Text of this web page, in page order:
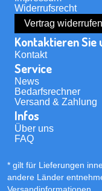
Widerrufsrecht
Vertrag widerrufen
Kontaktieren Sie
Kontakt
Service
News
Bedarfsrechner
Versand & Zahlung
Infos
Über uns
FAQ
* gilt für Lieferungen
andere Länder